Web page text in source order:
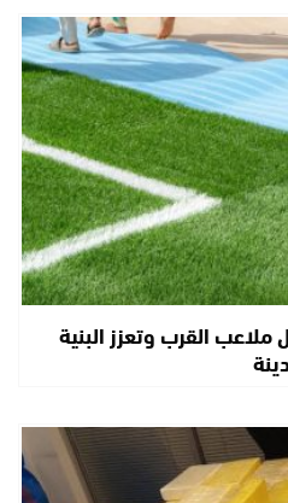
القرب وتعزز البنية